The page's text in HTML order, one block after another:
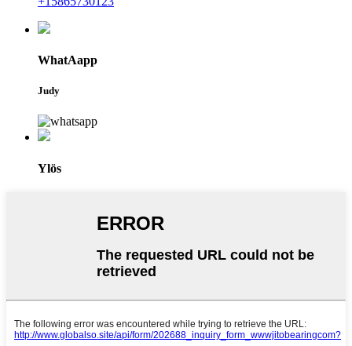
WhatAapp
Judy
Ylös